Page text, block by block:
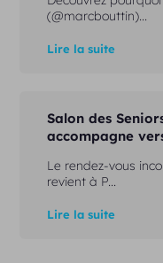
(@marcbouttin)...
Lire la suite
Salon des
accompagne
Le rendez-vous
revient à P...
Lire la suite